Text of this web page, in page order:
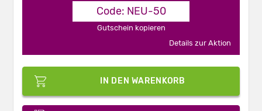
Code: NEU-50
Gutschein kopieren
Details zur Aktion
IN DEN WARENKORB